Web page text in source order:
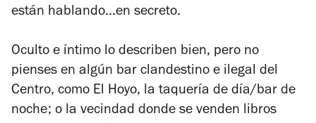
están hablando...en secreto.
Oculto e íntimo lo describen bien, pero no
pienses en algún bar clandestino e ilegal del
Centro, como El Hoyo, la taquería de día/bar de
noche; o la vecindad donde se venden libros